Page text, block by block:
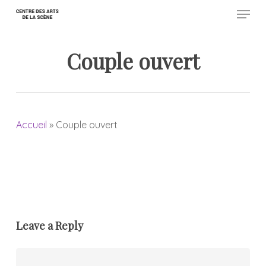
Skip
Menu
Couple ouvert
Accueil » Couple ouvert
Leave a Reply